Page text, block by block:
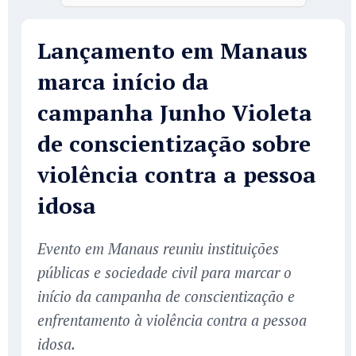
Lançamento em Manaus
marca início da
campanha Junho Violeta
de conscientização sobre
violência contra a pessoa
idosa
Evento em Manaus reuniu instituições
públicas e sociedade civil para marcar o
início da campanha de conscientização e
enfrentamento à violência contra a pessoa
idosa.